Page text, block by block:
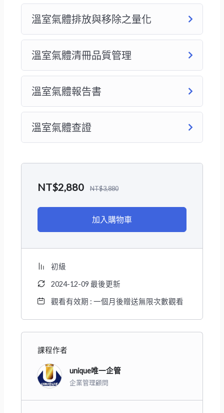
溫室氣體排放與移除之量化
溫室氣體清冊品質管理
溫室氣體報告書
溫室氣體查證
NT$2,880 NT$3,880
加入購物車
初級
2024-12-09 最後更新
觀看有效期 : 一個月後贈送無限次數觀看
課程作者
unique唯一企管
企業管理顧問